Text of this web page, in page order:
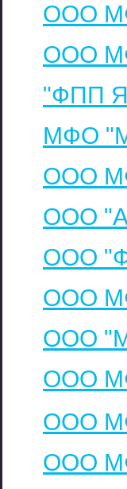
ООО
ООО
"ФПП
МФО
ООО
ООО
ООО
ООО
ООО
ООО
ООО
ООО